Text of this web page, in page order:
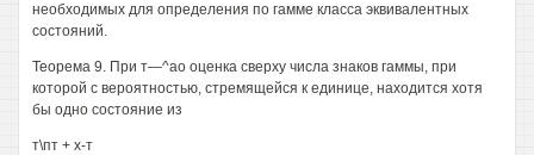
необходимых для определения по гамме класса эквивалентных
состояний.
Теорема 9. При т—^ао оценка сверху числа знаков гаммы, при
которой с вероятностью, стремящейся к единице, находится хотя
бы одно состояние из
т\пт + х-т